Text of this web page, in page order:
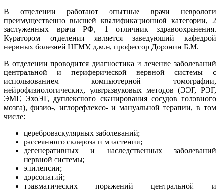
В отделении работают опытные врачи неврологи
преимущественно высшей квалификационной категории, 2
заслуженных врача РФ, 1 отличник здравоохранения.
Куратором отделения является заведующий кафедрой
нервных болезней НГМУ, д.м.н, профессор Доронин Б.М.
В отделении проводится диагностика и лечение заболеваний
центральной и периферической нервной системы с
использованием компьютерной томографии,
нейрофизиологических, ультразвуковых методов (ЭЭГ, РЭГ,
ЭМГ, ЭхоЭГ, дуплексного сканирования сосудов головного
мозга), физио-, иглорефлексо- и мануальной терапии, в том
числе:
цереброваскулярных заболеваний;
рассеянного склероза и миастении;
дегенеративных и наследственных заболеваний
нервной системы;
эпилепсии;
дорсопатий;
травматических поражений центральной и